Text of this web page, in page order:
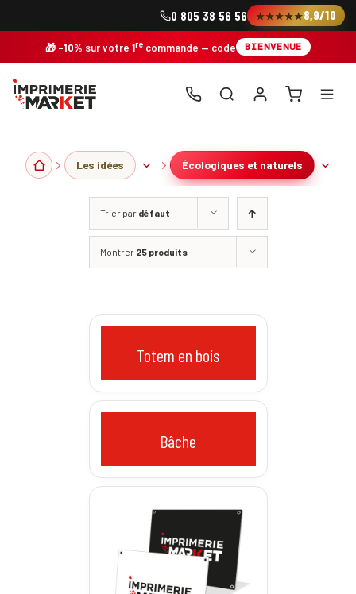
0 805 38 56 56 ★★★★★8,9/10
🎁 -10% sur votre 1re commande — code BIENVENUE
Les idées Écologiques et naturels
Trier par défaut
Montrer 25 produits
totem en bois
bâche